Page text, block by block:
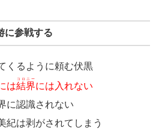
に参戦する
くるように頼む伏黒
は結界
コロニー
には入れない
に認識されない
紀は剥がされてしまう